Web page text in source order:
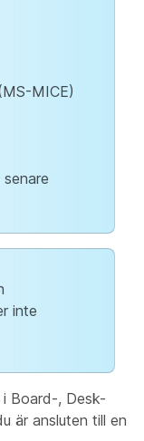
MICE)
inte
Board-, Desk-
är ansluten till en